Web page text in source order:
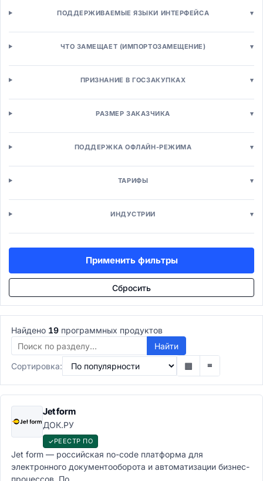
Headless Commerce
Управление торговлей
Управление заказами (OMS)
Кассы и POS
POS-системы для розницы
Управление персоналом
Кадровый учёт (HRM)
Подбор персонала (ATS)
ATS системы
Рекрутинг-платформы
Управление талантами
Обучение персонала (LMS)
LMS-системы
LXP платформы
Корпоративные университеты
E-learning авторинг
Расчёт зарплаты
Payroll системы
HR-аналитика
Проекты и задачи
Управление проектами
PMO-системы
Agile/Scrum инструменты
ПОДДЕРЖИВАЕМЫЕ ЯЗЫКИ ИНТЕРФЕЙСА ▾
ЧТО ЗАМЕЩАЕТ (ИМПОРТОЗАМЕЩЕНИЕ) ▾
ПРИЗНАНИЕ В ГОСЗАКУПКАХ ▾
РАЗМЕР ЗАКАЗЧИКА ▾
ПОДДЕРЖКА ОФЛАЙН-РЕЖИМА ▾
ТАРИФЫ ▾
ИНДУСТРИИ ▾
Применить фильтры
Сбросить
Найдено 19 программных продуктов
Найти
Сортировка:
▦ ≡
Jet form
ДОК.РУ
РЕЕСТР ПО
Jet form — российская no-code платформа для
электронного документооборота и автоматизации бизнес-
процессов. По...